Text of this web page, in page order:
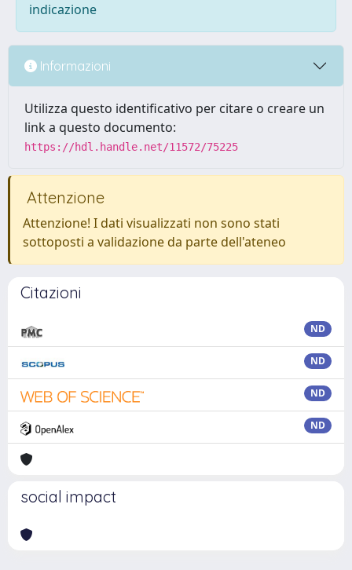
indicazione
Informazioni
Utilizza questo identificativo per citare o creare un
link a questo documento:
https://hdl.handle.net/11572/75225
Attenzione
Attenzione! I dati visualizzati non sono stati
sottoposti a validazione da parte dell'ateneo
Citazioni
ND
ND
ND
ND
social impact